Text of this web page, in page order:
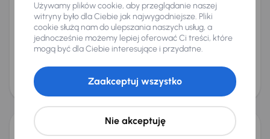
Od pierwszego właściciela
Książka serwisowa
Samochód demonstracyjny
1.5 +6 kolejnych
Miesięczna rata
od 417 zł
Cena promocyjna
66 000 zł
Cena
70 000 zł
Od nowego taniej o 18 900 zł
Używamy plików cookie, aby przeglądanie naszej
witryny było dla Ciebie jak najwygodniejsze. Pliki
cookie służą nam do ulepszania naszych usług, a
jednocześnie możemy lepiej oferować Ci treści, które
mogą być dla Ciebie interesujące i przydatne.
Nie akceptuję
Zaakceptuj wszystko